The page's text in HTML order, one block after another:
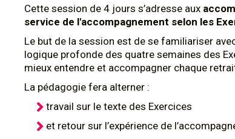
Cette session de 4 jours s’adresse aux
service de l'accompagnement selon les
Le but de la session est de se familiariser
logique profonde des quatre semaines des
mieux entendre et accompagner chaque
La pédagogie fera alterner :
travail sur le texte des Exercices
et retour sur l’expérience de